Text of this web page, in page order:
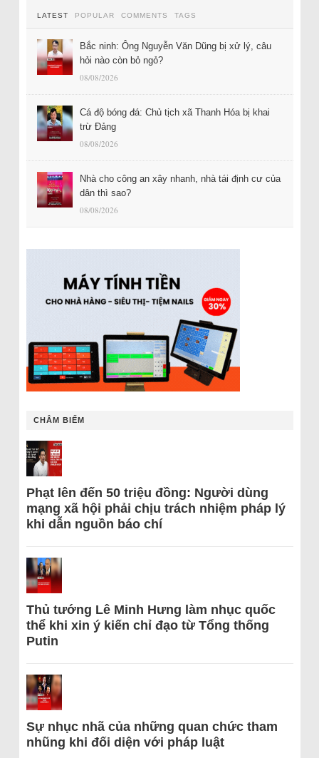
LATEST POPULAR COMMENTS TAGS
Bắc ninh: Ông Nguyễn Văn Dũng bị xử lý, câu
hỏi nào còn bỏ ngỏ?
08/08/2026
Cá độ bóng đá: Chủ tịch xã Thanh Hóa bị khai
trừ Đảng
08/08/2026
Nhà cho công an xây nhanh, nhà tái định cư của
dân thì sao?
08/08/2026
CHÂM BIẾM
Phạt lên đến 50 triệu đồng: Người dùng
mạng xã hội phải chịu trách nhiệm pháp lý
khi dẫn nguồn báo chí
Thủ tướng Lê Minh Hưng làm nhục quốc
thể khi xin ý kiến chỉ đạo từ Tổng thống
Putin
Sự nhục nhã của những quan chức tham
nhũng khi đối diện với pháp luật